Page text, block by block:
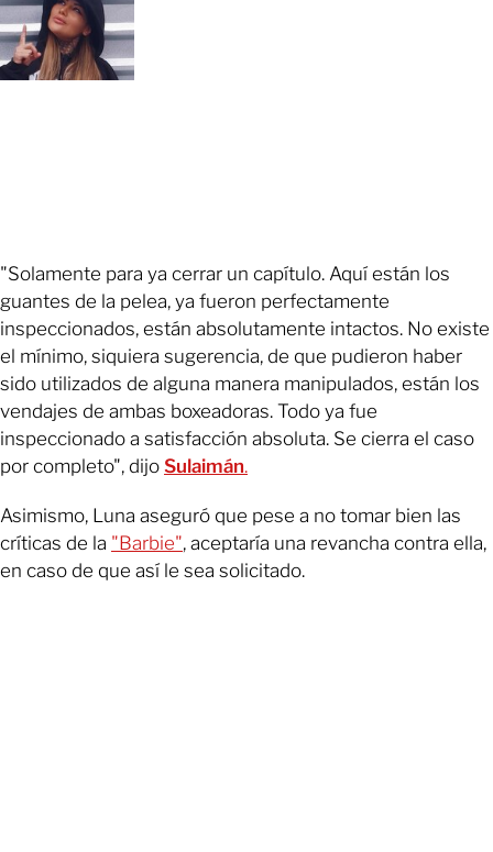
"Solamente para ya cerrar un capítulo. Aquí están los
guantes de la pelea, ya fueron perfectamente
inspeccionados, están absolutamente intactos. No existe
el mínimo, siquiera sugerencia, de que pudieron haber
sido utilizados de alguna manera manipulados, están los
vendajes de ambas boxeadoras. Todo ya fue
inspeccionado a satisfacción absoluta. Se cierra el caso
por completo", dijo Sulaimán.
Asimismo, Luna aseguró que pese a no tomar bien las
críticas de la "Barbie", aceptaría una revancha contra ella,
en caso de que así le sea solicitado.